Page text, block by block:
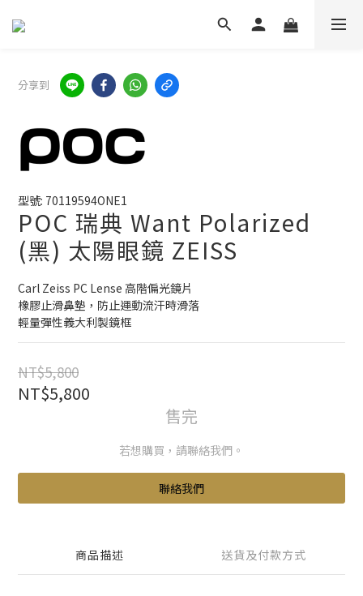
分享到
型號: 70119594ONE1
POC 瑞典 Want Polarized
(黑) 太陽眼鏡 ZEISS
Carl Zeiss PC Lense 高階偏光鏡片
橡膠止滑鼻墊，防止運動流汗時滑落
輕量彈性義大利製鏡框
NT$5,800
NT$5,800
售完
若想購買，請聯絡我們。
聯絡我們
商品描述 送貨及付款方式